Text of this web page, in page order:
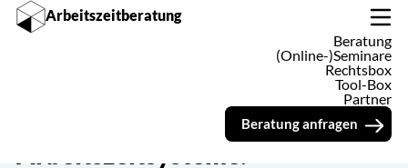
Arbeitszeitberatung
Beratung
(Online-)Seminare
Rechtsbox
Tool-Box
Partner
Beratung anfragen
zum Referentenentwurf zur Anpassung des
Wir entwickeln und verbessern